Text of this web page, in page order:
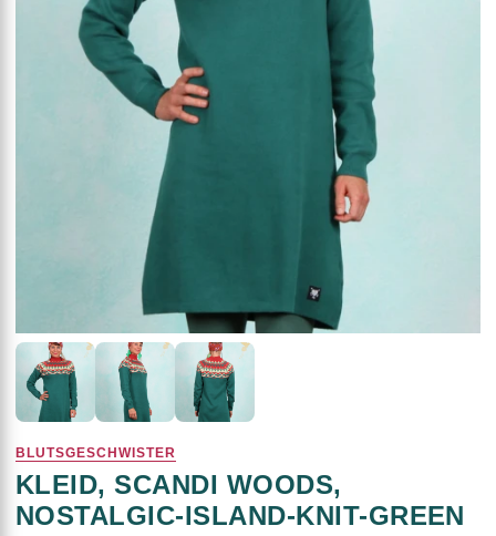
BLUTSGESCHWISTER
KLEID, SCANDI WOODS,
NOSTALGIC-ISLAND-KNIT-GREEN